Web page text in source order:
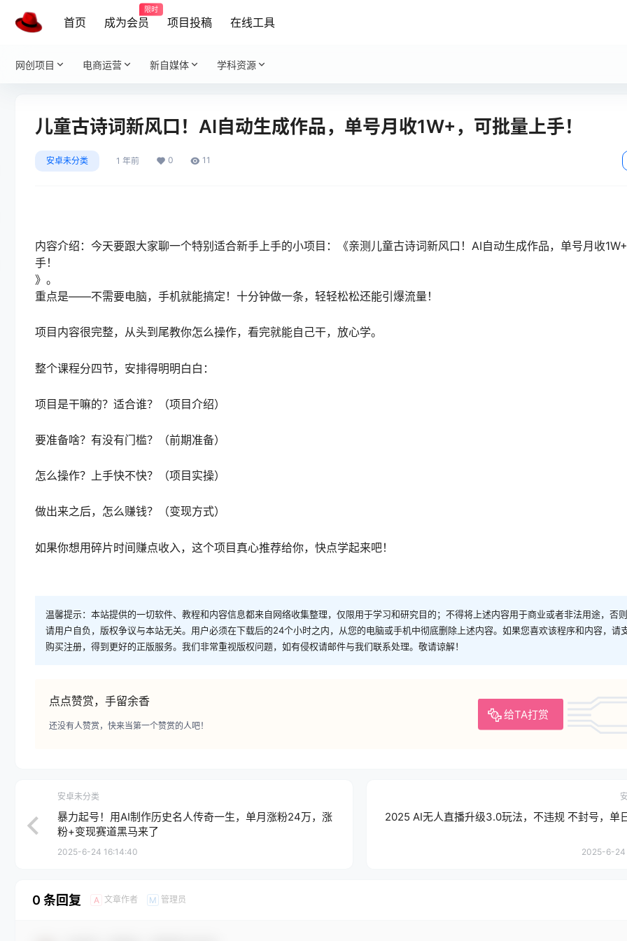
首页 成为会员
限时
项目投稿 在线工具
网创项目 电商运营 新自媒体 学科资源
儿童古诗词新风口！AI自动生成作品，单号月收1W+，可批量上手！
安卓未分类 1 年前 0 11
内容介绍：今天要跟大家聊一个特别适合新手上手的小项目：《亲测儿童古诗词新风口！AI自动生成作品，单号月收
手！
》。
重点是——不需要电脑，手机就能搞定！十分钟做一条，轻轻松松还能引爆流量！
项目内容很完整，从头到尾教你怎么操作，看完就能自己干，放心学。
整个课程分四节，安排得明明白白：
项目是干嘛的？适合谁？（项目介绍）
要准备啥？有没有门槛？（前期准备）
怎么操作？上手快不快？（项目实操）
做出来之后，怎么赚钱？（变现方式）
如果你想用碎片时间赚点收入，这个项目真心推荐给你，快点学起来吧！
温馨提示：本站提供的一切软件、教程和内容信息都来自网络收集整理，仅限用于学习和研究目的；不得将上述内容用于商业或者非法用途，否
请用户自负，版权争议与本站无关。用户必须在下载后的24个小时之内，从您的电脑或手机中彻底删除上述内容。如果您喜欢该程序和内容，请支
购买注册，得到更好的正版服务。我们非常重视版权问题，如有侵权请邮件与我们联系处理。敬请谅解！
点点赞赏，手留余香
给TA打赏
还没有人赞赏，快来当第一个赞赏的人吧！
安卓未分类
暴力起号！用AI制作历史名人传奇一生，单月涨粉24万，涨
粉+变现赛道黑马来了
2025-6-24 16:14:40
2025 AI无人直播升级3.0玩法，不违规 不封号，单
2025-6-24
0 条回复 A 文章作者 M 管理员